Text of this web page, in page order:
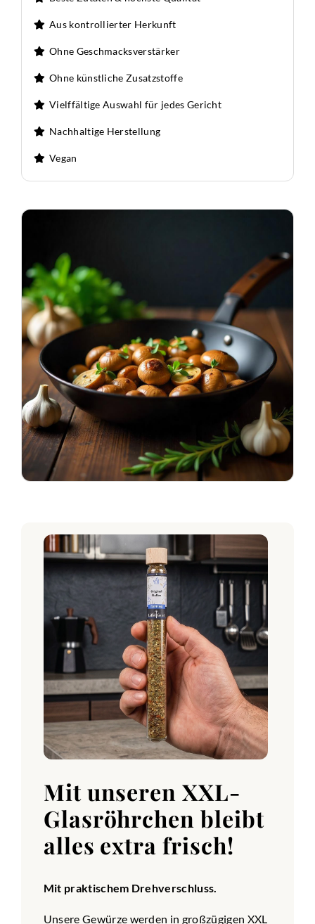
Aus kontrollierter Herkunft
Ohne Geschmacksverstärker
Ohne künstliche Zusatzstoffe
Vielffältige Auswahl für jedes Gericht
Nachhaltige Herstellung
Vegan
Mit unseren XXL-
Glasröhrchen bleibt
alles extra frisch!
Mit praktischem Drehverschluss.
Unsere Gewürze werden in großzügigen XXL